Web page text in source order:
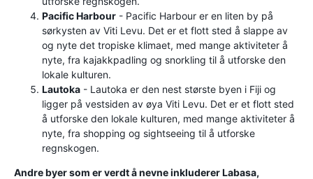
Pacific Harbour - Pacific Harbour er en liten by på
sørkysten av Viti Levu. Det er et flott sted å slappe av
og nyte det tropiske klimaet, med mange aktiviteter å
nyte, fra kajakkpadling og snorkling til å utforske den
lokale kulturen.
Lautoka - Lautoka er den nest største byen i Fiji og
ligger på vestsiden av øya Viti Levu. Det er et flott sted
å utforske den lokale kulturen, med mange aktiviteter å
nyte, fra shopping og sightseeing til å utforske
regnskogen.
Andre byer som er verdt å nevne inkluderer Labasa,